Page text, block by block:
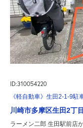
ID:310054220
《軽自動車》生田2-1-9駐
川崎市多摩区生田2丁
ラーメン二郎 生田駅前店